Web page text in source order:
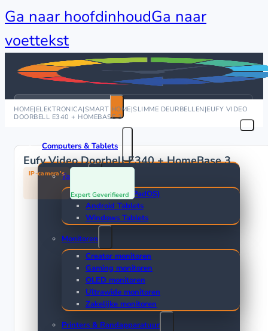
Ga naar hoofdinhoudGa naar
voettekst
Zoeken
Computers & Tablets
Tablets
Apple iPad (iPadOS)
Android Tablets
Windows Tablets
Monitoren
Creator monitoren
Gaming monitoren
OLED monitoren
Ultrawide monitoren
Zakelijke monitoren
Printers & Randapparatuur
HOME| ELEKTRONICA|SMART HOME|SLIMME DEURBELLEN|EUFY VIDEO
DOORBELL E340 + HOMEBASE 3
Eufy Video Doorbell E340 + HomeBase 3
IP-camera's
Expert Geverifieerd